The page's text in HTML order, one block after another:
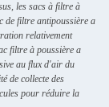
les sacs à filtre à
de filtre antipoussière a
relativement
filtre à poussière a
au flux d'air du
de collecte des
pour réduire la